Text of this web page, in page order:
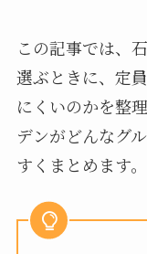
この記事では、
選ぶときに、定
にくいのかを整
デンがどんなグ
すくまとめます。